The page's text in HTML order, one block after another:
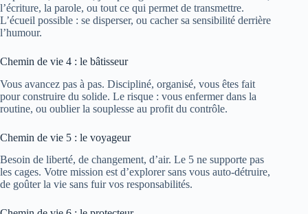
l’écriture, la parole, ou tout ce qui permet de transmettre.
L’écueil possible : se disperser, ou cacher sa sensibilité derrière
l’humour.
Chemin de vie 4 : le bâtisseur
Vous avancez pas à pas. Discipliné, organisé, vous êtes fait
pour construire du solide. Le risque : vous enfermer dans la
routine, ou oublier la souplesse au profit du contrôle.
Chemin de vie 5 : le voyageur
Besoin de liberté, de changement, d’air. Le 5 ne supporte pas
les cages. Votre mission est d’explorer sans vous auto‑détruire,
de goûter la vie sans fuir vos responsabilités.